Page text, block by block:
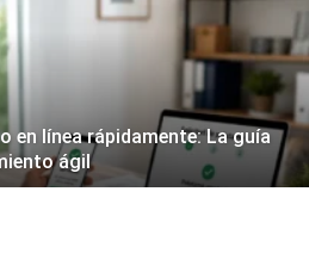
en línea rápidamente: La guía
ágil